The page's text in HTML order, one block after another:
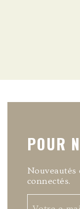
POUR
connectés.